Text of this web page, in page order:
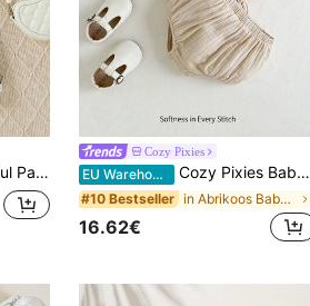
riem, geschikt voor de zomer
Cozy Pixies
EU Warehouse Cozy Pixies Babymeisje kleurrijke gehaakte tape splitsen hemdje en korte broek met ruches in abrikoos, schattig bloemenknopontwerp, 2 stuks, geschikt voor zomerhuiskleding of vakantiereizen, Koreaanse en Japanse stijl Casual
#10 Bestseller in Abrikoos Babymeisjessets
16.62€